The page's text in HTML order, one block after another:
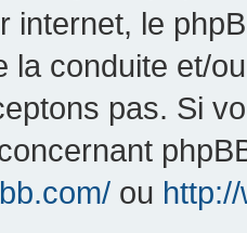
internet, le
la conduite et/
pas. Si
ou